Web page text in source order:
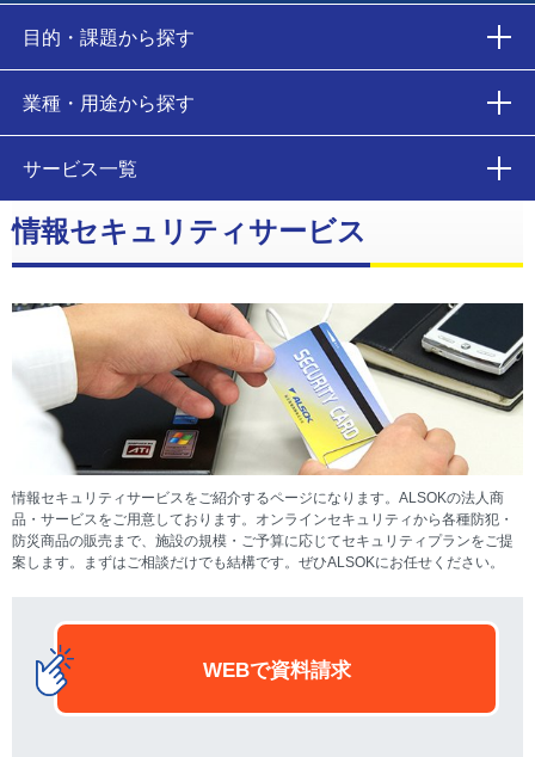
目的・課題から探す
業種・用途から探す
サービス一覧
情報セキュリティサービス
情報セキュリティサービスをご紹介するページになります。ALSOKの法人商
品・サービスをご用意しております。オンラインセキュリティから各種防犯・
防災商品の販売まで、施設の規模・ご予算に応じてセキュリティプランをご提
案します。まずはご相談だけでも結構です。ぜひALSOKにお任せください。
WEBで資料請求